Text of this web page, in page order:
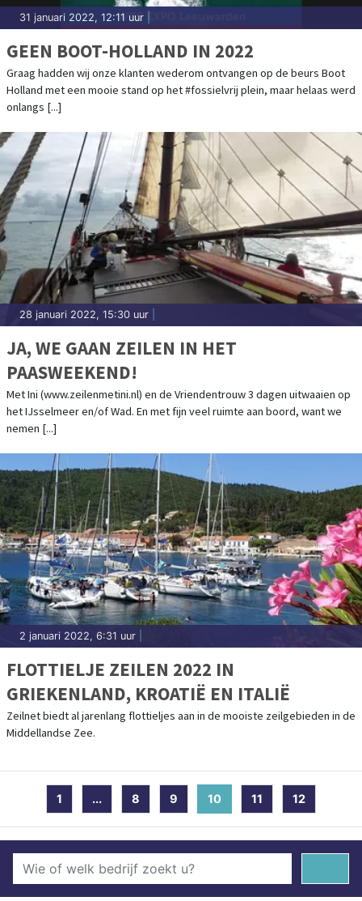
31 januari 2022, 12:11 uur
GEEN BOOT-HOLLAND IN 2022
Graag hadden wij onze klanten wederom ontvangen op de beurs Boot
Holland met een mooie stand op het #fossielvrij plein, maar helaas werd
onlangs [...]
28 januari 2022, 15:30 uur
JA, WE GAAN ZEILEN IN HET
PAASWEEKEND!
Met Ini (www.zeilenmetini.nl) en de Vriendentrouw 3 dagen uitwaaien op
het IJsselmeer en/of Wad. En met fijn veel ruimte aan boord, want we
nemen [...]
2 januari 2022, 6:31 uur
FLOTTIELJE ZEILEN 2022 IN
GRIEKENLAND, KROATIË EN ITALIË
Zeilnet biedt al jarenlang flottieljes aan in de mooiste zeilgebieden in de
Middellandse Zee.
1 ... 8 9 10 (current)
11 12